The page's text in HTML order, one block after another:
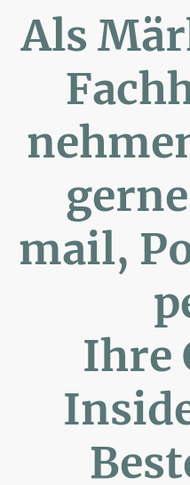
Als
mail,
Ihre